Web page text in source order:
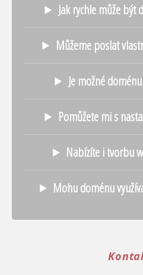
Jak rychle může být
Můžeme poslat
Je možné
Pomůžete mi s
Nabízíte i tvorbu
Mohu doménu